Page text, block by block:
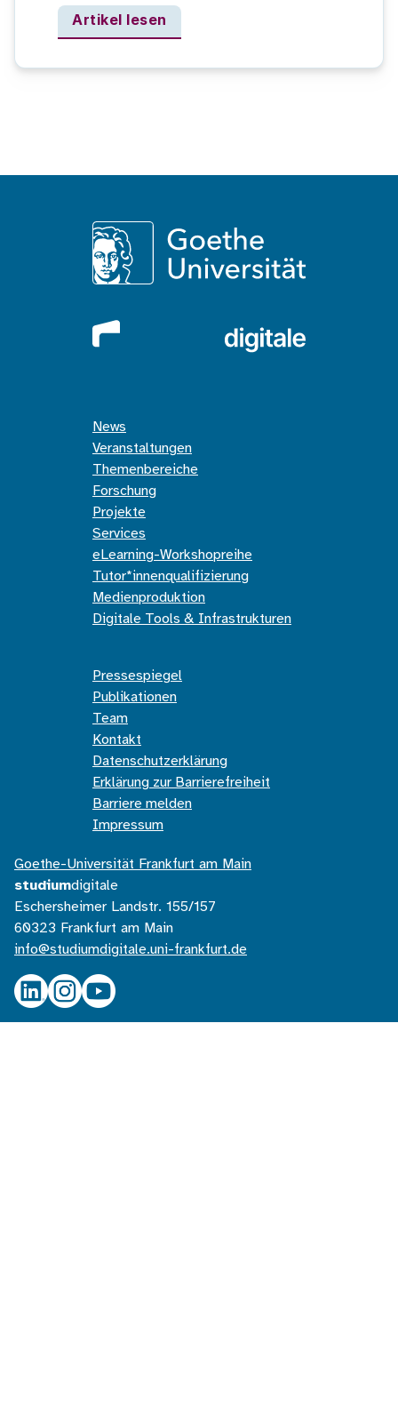
Artikel lesen
News
Veranstaltungen
Themenbereiche
Forschung
Projekte
Services
eLearning-Workshopreihe
Tutor*innenqualifizierung
Medienproduktion
Digitale Tools & Infrastrukturen
Pressespiegel
Publikationen
Team
Kontakt
Datenschutzerklärung
Erklärung zur Barrierefreiheit
Barriere melden
Impressum
Goethe-Universität Frankfurt am Main
studiumdigitale
Eschersheimer Landstr. 155/157
60323 Frankfurt am Main
info@studiumdigitale.uni-frankfurt.de